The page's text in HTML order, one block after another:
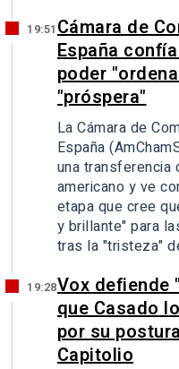
19:51Cámara de
España
poder
"próspera"
La Cámara de
España
una transferencia
americano y ve
etapa que cree
y brillante" para
tras la "tristeza"
19:28Vox defiende
que Casado
por su
Capitolio